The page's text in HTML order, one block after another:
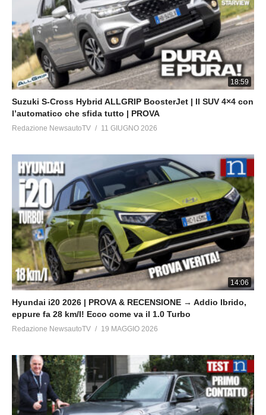
per restare sempre aggiornato sulle uscite dei nostri nuovi
video!
ll SITO di NEWSAUTO → https://www.newsauto.it
—————————————————-
18:59
Suzuki S-Cross Hybrid ALLGRIP BoosterJet | Il SUV 4×4 con
l’automatico che sfida tutto | PROVA
Redazione NewsautoTV 11 GIUGNO 2026
14:06
Hyundai i20 2026 | PROVA & RECENSIONE → Addio Ibrido,
eppure fa 28 km/l! Ecco come va il 1.0 Turbo
Redazione NewsautoTV 19 MAGGIO 2026